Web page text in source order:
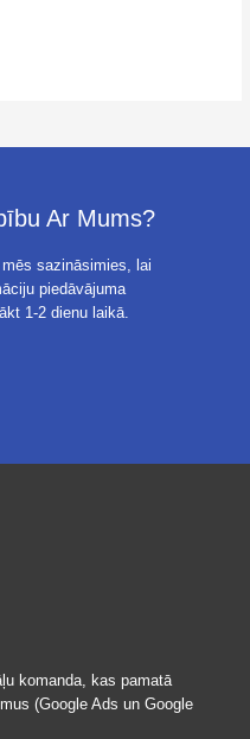
Ar Mums?
sazināsimies, lai
piedāvājuma
1-2 dienu laikā.
komanda, kas pamatā
(Google Ads un Google